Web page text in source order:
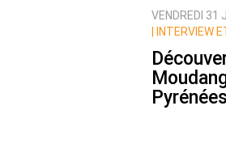
VENDREDI 31
INTERVIEW